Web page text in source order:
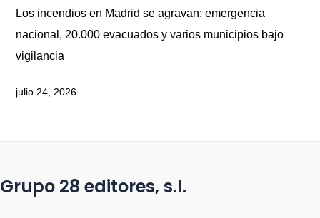
Los incendios en Madrid se agravan: emergencia
nacional, 20.000 evacuados y varios municipios bajo
vigilancia
julio 24, 2026
Grupo 28 editores, s.l.